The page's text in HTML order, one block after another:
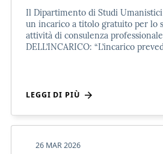
Il Dipartimento di Studi
un incarico a titolo gratuito per lo
attività di consulenza
DELL’INCARICO: “L’incarico
LEGGI DI PIÙ
26 MAR 2026